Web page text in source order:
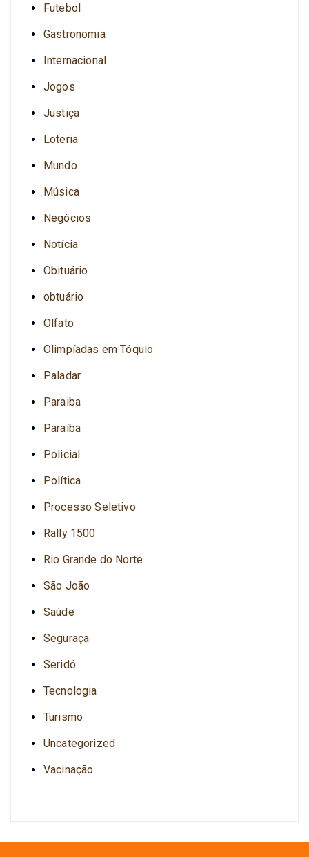
Futebol
Gastronomia
Internacional
Jogos
Justiça
Loteria
Mundo
Música
Negócios
Notícia
Obituário
obtuário
Olfato
Olimpíadas em Tóquio
Paladar
Paraiba
Paraíba
Policial
Política
Processo Seletivo
Rally 1500
Rio Grande do Norte
São João
Saúde
Seguraça
Seridó
Tecnologia
Turismo
Uncategorized
Vacinação